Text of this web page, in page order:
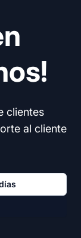
clientes
al cliente